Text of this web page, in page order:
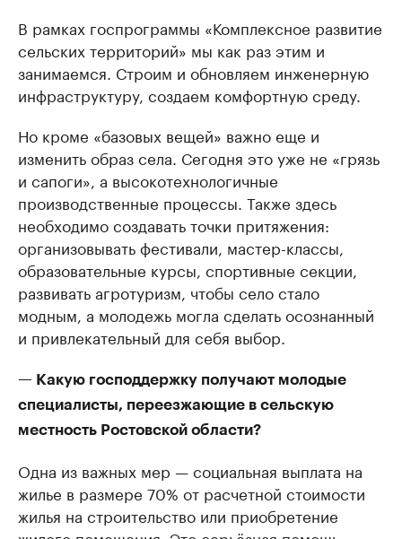
В рамках госпрограммы «Комплексное развитие
сельских территорий» мы как раз этим и
занимаемся. Строим и обновляем инженерную
инфраструктуру, создаем комфортную среду.
Но кроме «базовых вещей» важно еще и
изменить образ села. Сегодня это уже не «грязь
и сапоги», а высокотехнологичные
производственные процессы. Также здесь
необходимо создавать точки притяжения:
организовывать фестивали, мастер-классы,
образовательные курсы, спортивные секции,
развивать агротуризм, чтобы село стало
модным, а молодежь могла сделать осознанный
и привлекательный для себя выбор.
— Какую господдержку получают молодые
специалисты, переезжающие в сельскую
местность Ростовской области?
Одна из важных мер — социальная выплата на
жилье в размере 70% от расчетной стоимости
жилья на строительство или приобретение